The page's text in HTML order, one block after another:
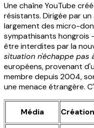
Une chaîne YouTube
résistants. Dirigée par
largement des micro-
sympathisants hongrois
être interdites par la
situation n'échappe pas
européens, provenant
membre depuis 2004,
une menace étrangère.
Média Création